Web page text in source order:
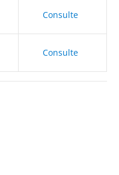
Consulte
Consulte